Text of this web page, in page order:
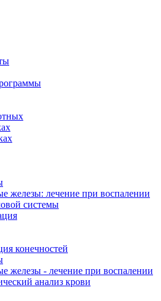
железы: лечение при воспалении
системы
конечностей
железы - лечение при воспалении
анализ крови